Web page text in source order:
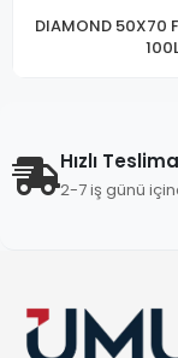
DIAMOND 50X70
Hızlı
2-7 iş günü